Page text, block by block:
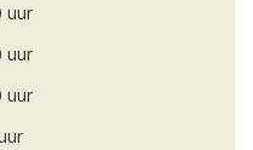
uur
uur
uur